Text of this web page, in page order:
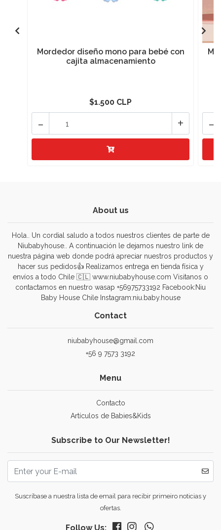
Mordedor diseño mono para bebé con
cajita almacenamiento
$1.500 CLP
+
- -
About us
Hola.. Un cordial saludo a todos nuestros clientes de parte de
Niubabyhouse.. A continuación le dejamos nuestro link de
nuestra página web donde podrá apreciar nuestros productos y
hacer sus pedidos👍 Realizamos entrega en tienda física y
envíos a todo Chile 🇨🇱 www.niubabyhouse.com Visitanos o
contactamos en nuestro wasap +56975733192 Facebook:Niu
Baby House Chile Instagram:niu.baby.house
Contact
niubabyhouse@gmail.com
+56 9 7573 3192
Menu
Contacto
Artículos de Babies&Kids
Subscribe to Our Newsletter!
Suscríbase a nuestra lista de email para recibir primeiro noticias y
ofertas.
Follow Us: